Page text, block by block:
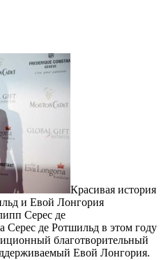
Красивая история
и Евой Лонгория
Серес де
де Ротшильд в этом году
благотворительный
Евой Лонгория.